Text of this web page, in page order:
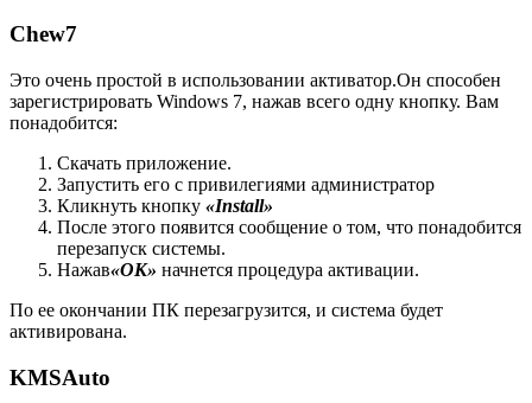
Chew7
Это очень простой в использовании активатор.Он способен
зарегистрировать Windows 7, нажав всего одну кнопку. Вам
понадобится:
Скачать приложение.
Запустить его с привилегиями администратор
Кликнуть кнопку «Install»
После этого появится сообщение о том, что понадобится
перезапуск системы.
Нажав«ОК» начнется процедура активации.
По ее окончании ПК перезагрузится, и система будет
активирована.
KMSAuto